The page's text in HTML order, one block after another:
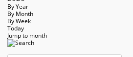
By Year
By Month
By Week
Today
Jump to month